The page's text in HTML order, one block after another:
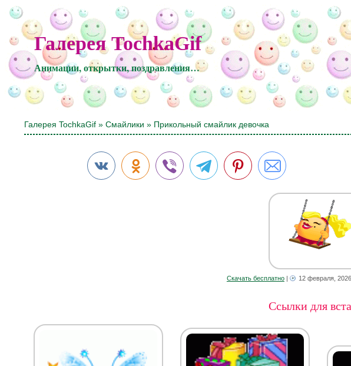
Галерея TochkaGif
Анимации, открытки, поздравления…
Галерея TochkaGif »Смайлики » Прикольный смайлик девочка
Скачать бесплатно| 12 февраля, 2026
Ссылки для